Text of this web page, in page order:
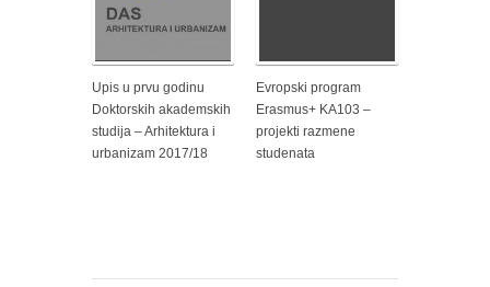
Upis u prvu godinu
Doktorskih akademskih
studija – Arhitektura i
urbanizam 2017/18
Evropski program
Erasmus+ KA103 –
projekti razmene
studenata